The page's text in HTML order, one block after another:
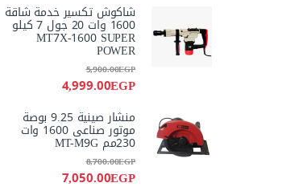
شاكوش تكسير خدمة شاقة
1600 وات 20 جول 7 كيلو
MT7X-1600 SUPER
POWER
4,999.00EGP
5,900.00EGP
منشار صينية 9.25 بوصة
موتور صناعى 1600 وات
230مم MT-M9G
7,050.00EGP
8,700.00EGP